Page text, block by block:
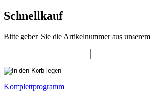
Schnellkauf
Bitte geben Sie die Artikelnummer aus unserem
Komplettprogramm